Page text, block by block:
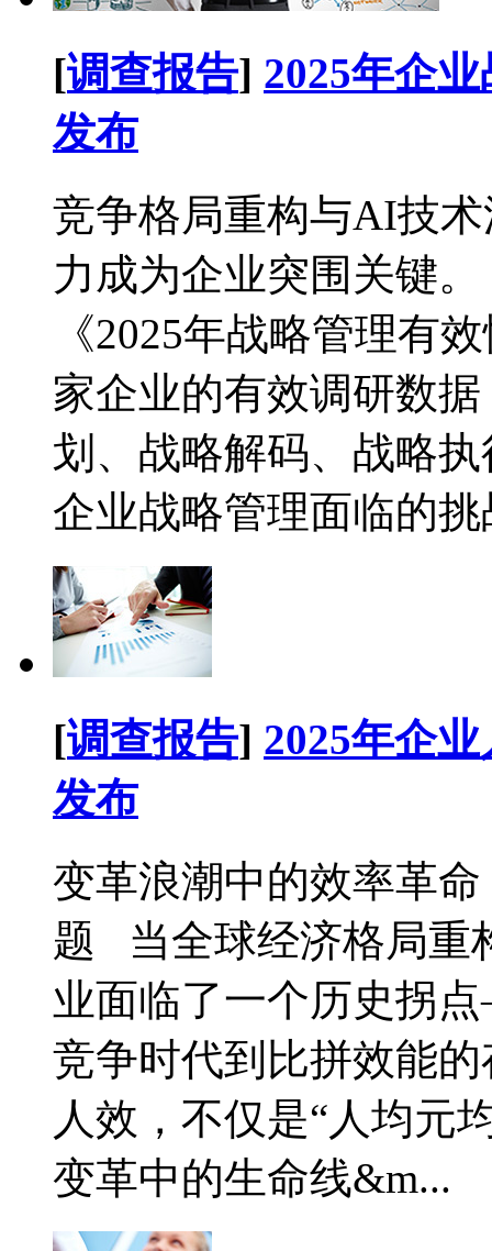
[调查报告] 2025年企
发布
竞争格局重构与AI技
力成为企业突围关键
《2025年战略管理有
家企业的有效调研数
划、战略解码、战略
企业战略管理面临的
[调查报告] 2025年企
发布
变革浪潮中的效率革
题‌ 当全球经济格局重
业面临了一个历史拐
竞争时代到比拼效能
人效，不仅是“人均元
变革中的生命线&m...